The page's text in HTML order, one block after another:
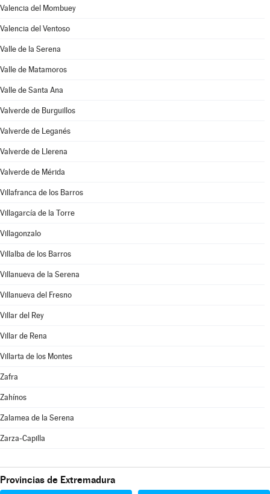
Valencia del Mombuey
Valencia del Ventoso
Valle de la Serena
Valle de Matamoros
Valle de Santa Ana
Valverde de Burguillos
Valverde de Leganés
Valverde de Llerena
Valverde de Mérida
Villafranca de los Barros
Villagarcía de la Torre
Villagonzalo
Villalba de los Barros
Villanueva de la Serena
Villanueva del Fresno
Villar del Rey
Villar de Rena
Villarta de los Montes
Zafra
Zahínos
Zalamea de la Serena
Zarza-Capilla
Provincias de Extremadura